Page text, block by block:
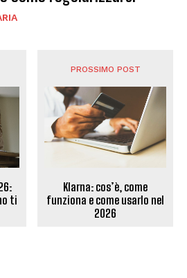
ti
PROSSIMO POST
Klarna: cos’è, come
funziona e come usarlo nel
2026